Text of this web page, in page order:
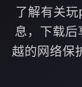
了解有关
息，下载
越的网络保